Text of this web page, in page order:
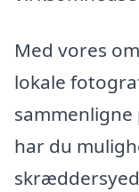
Med vores
lokale
har du